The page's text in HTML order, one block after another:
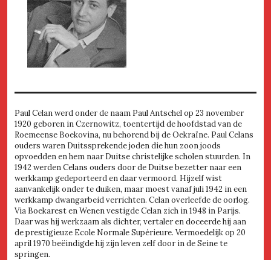
Paul Celan werd onder de naam Paul Antschel op 23 november
1920 geboren in Czernowitz, toentertijd de hoofdstad van de
Roemeense Boekovina, nu behorend bij de Oekraïne. Paul Celans
ouders waren Duitssprekende joden die hun zoon joods
opvoedden en hem naar Duitse christelijke scholen stuurden. In
1942 werden Celans ouders door de Duitse bezetter naar een
werkkamp gedeporteerd en daar vermoord. Hijzelf wist
aanvankelijk onder te duiken, maar moest vanaf juli 1942 in een
werkkamp dwangarbeid verrichten. Celan overleefde de oorlog.
Via Boekarest en Wenen vestigde Celan zich in 1948 in Parijs.
Daar was hij werkzaam als dichter, vertaler en doceerde hij aan
de prestigieuze Ecole Normale Supérieure. Vermoedelijk op 20
april 1970 beëindigde hij zijn leven zelf door in de Seine te
springen.